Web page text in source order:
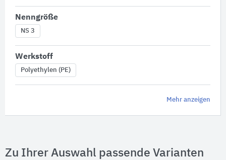
Nenngröße
NS 3
Werkstoff
Polyethylen (PE)
Mehr anzeigen
Zu Ihrer Auswahl passende Varianten